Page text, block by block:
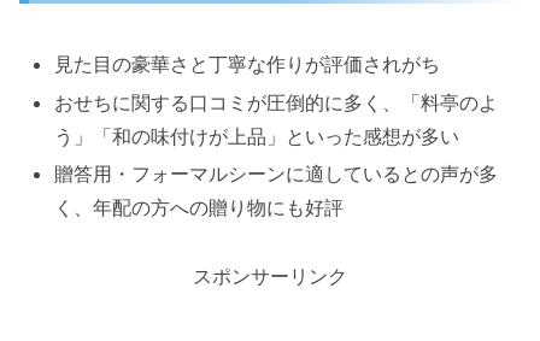
見た目の豪華さと丁寧な作りが評価されがち
おせちに関する口コミが圧倒的に多く、「料亭のよ
う」「和の味付けが上品」といった感想が多い
贈答用・フォーマルシーンに適しているとの声が多
く、年配の方への贈り物にも好評
スポンサーリンク